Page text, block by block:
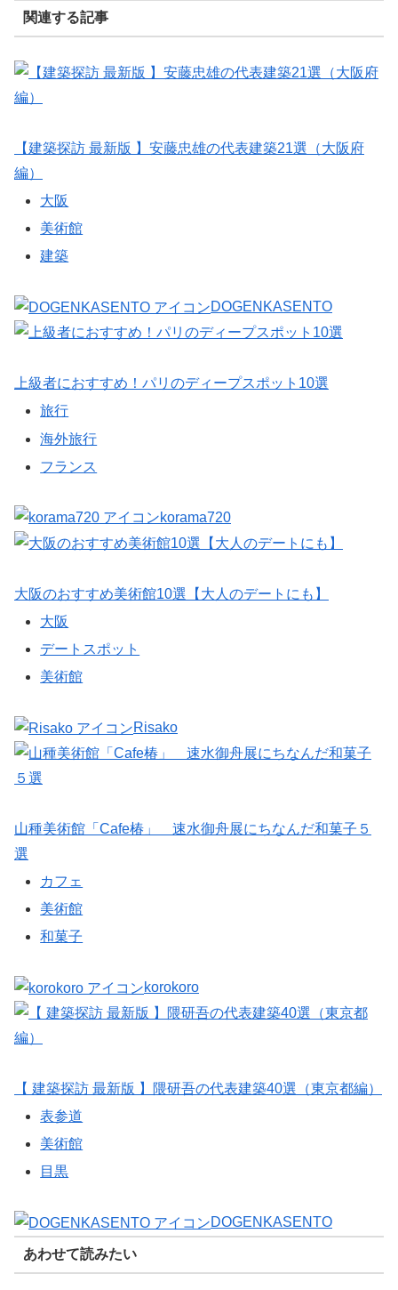
関連する記事
【建築探訪 最新版 】安藤忠雄の代表建築21選（大阪府
編）
大阪
美術館
建築
DOGENKASENTO
上級者におすすめ！パリのディープスポット10選
旅行
海外旅行
フランス
korama720
大阪のおすすめ美術館10選【大人のデートにも】
大阪
デートスポット
美術館
Risako
山種美術館「Cafe椿」 速水御舟展にちなんだ和菓子５
選
カフェ
美術館
和菓子
korokoro
【 建築探訪 最新版 】隈研吾の代表建築40選（東京都編）
表参道
美術館
目黒
DOGENKASENTO
あわせて読みたい